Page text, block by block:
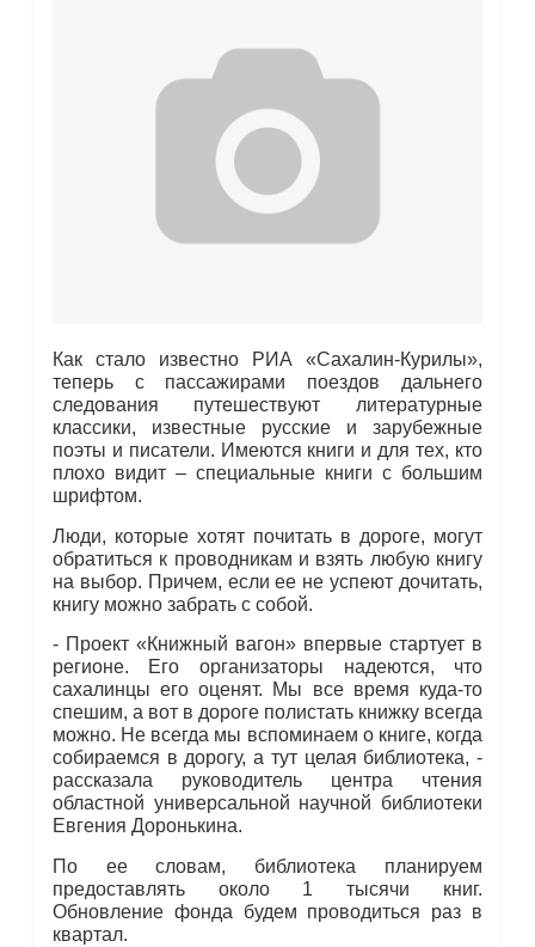
Как стало известно РИА «Сахалин-Курилы»,
теперь с пассажирами поездов дальнего
следования путешествуют литературные
классики, известные русские и зарубежные
поэты и писатели. Имеются книги и для тех, кто
плохо видит – специальные книги с большим
шрифтом.
Люди, которые хотят почитать в дороге, могут
обратиться к проводникам и взять любую книгу
на выбор. Причем, если ее не успеют дочитать,
книгу можно забрать с собой.
- Проект «Книжный вагон» впервые стартует в
регионе. Его организаторы надеются, что
сахалинцы его оценят. Мы все время куда-то
спешим, а вот в дороге полистать книжку всегда
можно. Не всегда мы вспоминаем о книге, когда
собираемся в дорогу, а тут целая библиотека, -
рассказала руководитель центра чтения
областной универсальной научной библиотеки
Евгения Доронькина.
По ее словам, библиотека планируем
предоставлять около 1 тысячи книг.
Обновление фонда будем проводиться раз в
квартал.